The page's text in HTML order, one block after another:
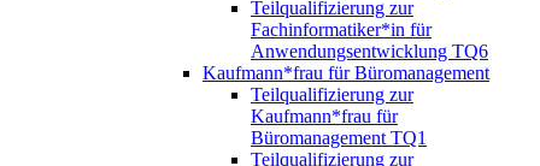
Teilqualifizierung zur
Fachinformatiker*in für
Anwendungsentwicklung TQ6
Kaufmann*frau für Büromanagement
Teilqualifizierung zur
Kaufmann*frau für
Büromanagement TQ1
Teilqualifizierung zur